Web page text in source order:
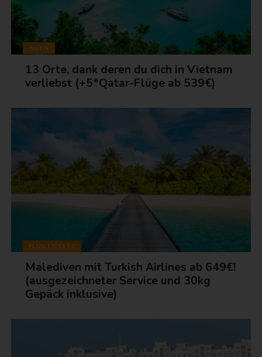
ASIEN
13 Orte, dank deren du dich in Vietnam
verliebst (+5*Qatar-Flüge ab 539€)
FLUGTICKETS
Malediven mit Turkish Airlines ab 649€!
(ausgezeichneter Service und 30kg
Gepäck inklusive)